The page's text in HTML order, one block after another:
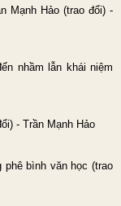
Mạnh Hảo (trao đổi) -
nhầm lẫn khái niệm
- Trần Mạnh Hảo
phê bình văn học (trao